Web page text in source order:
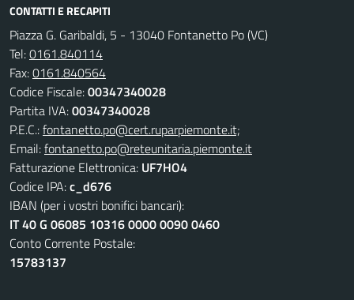
CONTATTI E RECAPITI
Piazza G. Garibaldi, 5 - 13040 Fontanetto Po (VC)
Tel:0161.840114
Fax:0161.840564
Codice Fiscale:00347340028
Partita IVA:00347340028
P.E.C.:fontanetto.po@cert.ruparpiemonte.it;
Email:fontanetto.po@reteunitaria.piemonte.it
Fatturazione Elettronica: UF7HO4
Codice IPA:c_d676
IBAN (per i vostri bonifici bancari):
IT 40 G 06085 10316 0000 0090 0460
Conto Corrente Postale:
15783137